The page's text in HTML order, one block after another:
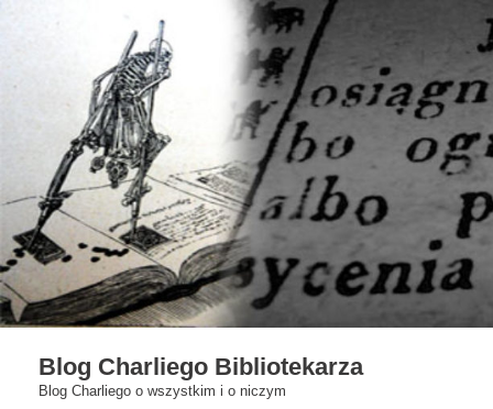
Blog Charliego Bibliotekarza
Blog Charliego o wszystkim i o niczym